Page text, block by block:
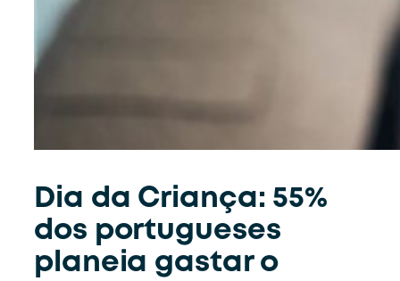
Dia da Criança: 55%
dos portugueses
planeia gastar o